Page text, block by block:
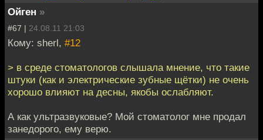
Ойген »
#67 | 24.08.11 21:03
Кому: sherl, #12
> в среде стоматологов слышала мнение, что такие
штуки (как и электрические зубные щётки) не очень
хорошо влияют на десны, якобы ослабляют.
А как ультразвуковые? Мой стоматолог мне продал
занедорого, ему верю.